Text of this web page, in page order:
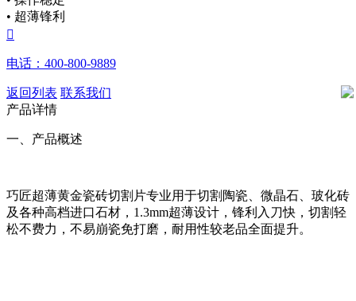
• 超薄锋利

电话：400-800-9889
返回列表 联系我们
产品详情
一、产品概述
巧匠超薄黄金瓷砖切割片专业用于切割陶瓷、微晶石、玻化砖
及各种高档进口石材，1.3mm超薄设计，锋利入刀快，切割轻
松不费力，不易崩瓷免打磨，耐用性较老品全面提升。